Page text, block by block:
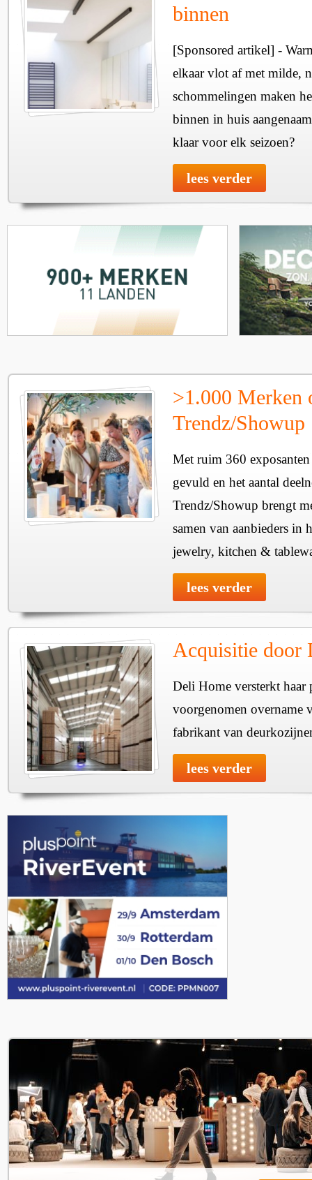
binnen
[Sponsored artikel] -
elkaar vlot af met milde,
schommelingen maken
binnen in huis
klaar voor elk seizoen?
lees verder
>1.000 Merken
Trendz/Showup
Met ruim 360
gevuld en het aantal
Trendz/Showup brengt
samen van aanbieders in
jewelry, kitchen &
lees verder
Acquisitie door
Deli Home versterkt haar
voorgenomen overname
fabrikant van
lees verder